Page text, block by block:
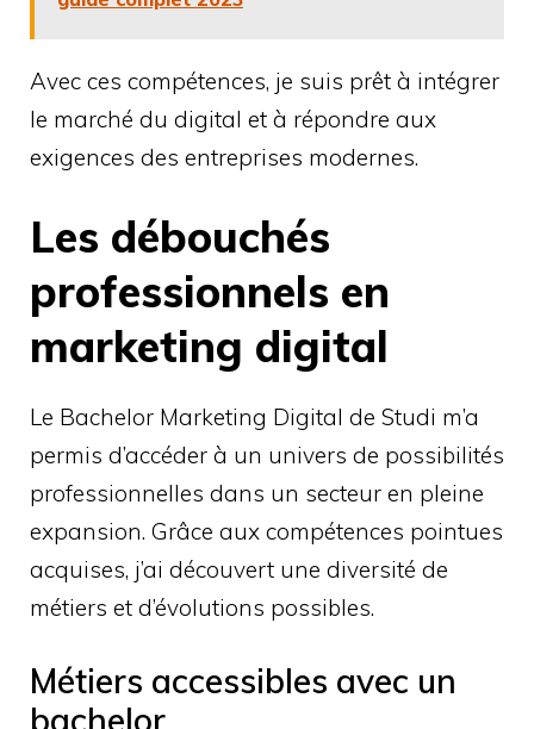
Avec ces compétences, je suis prêt à intégrer
le marché du digital et à répondre aux
exigences des entreprises modernes.
Les débouchés
professionnels en
marketing digital
Le Bachelor Marketing Digital de Studi m’a
permis d’accéder à un univers de possibilités
professionnelles dans un secteur en pleine
expansion. Grâce aux compétences pointues
acquises, j’ai découvert une diversité de
métiers et d’évolutions possibles.
Métiers accessibles avec un
bachelor